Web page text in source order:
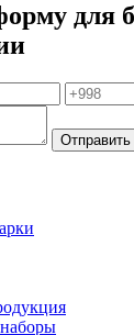
для
Отправить